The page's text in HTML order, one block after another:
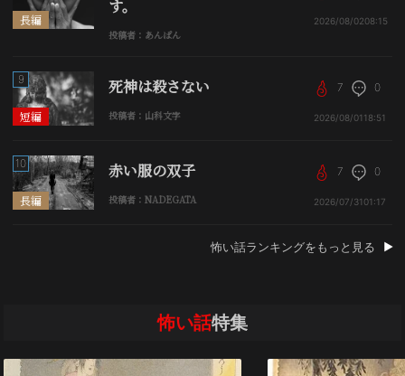
長編
す。
投稿者：あんぱん
2026/08/0208:15
短編
9 死神は殺さない
投稿者：山科文字
7 0
2026/08/01 18:51
長編
10 赤い服の双子
投稿者：NADEGATA
7 0
2026/07/31 01:17
怖い話ランキングをもっと見る
怖い話特集